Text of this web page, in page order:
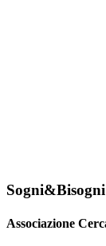
Sogni&Bisogni
Associazione